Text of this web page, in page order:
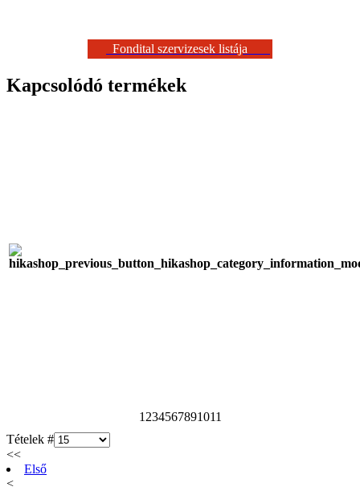
Fondital szervizesek listája
Kapcsolódó termékek
1 234567891011
Tételek #
<<
Első
<